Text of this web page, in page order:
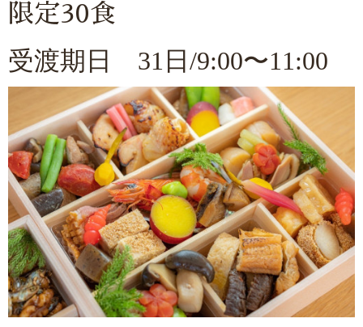
限定30食
受渡期日 31日/9:00〜11:00